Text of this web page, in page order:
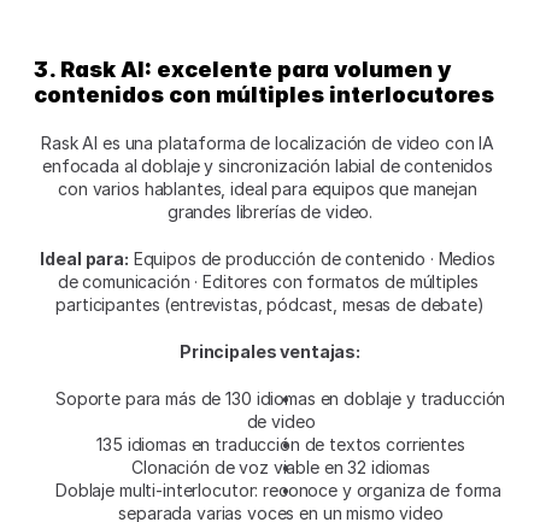
3. Rask AI: excelente para volumen y
contenidos con múltiples interlocutores
Rask AI es una plataforma de localización de video con IA
enfocada al doblaje y sincronización labial de contenidos
con varios hablantes, ideal para equipos que manejan
grandes librerías de video.
Ideal para: Equipos de producción de contenido · Medios
de comunicación · Editores con formatos de múltiples
participantes (entrevistas, pódcast, mesas de debate)
Principales ventajas:
Soporte para más de 130 idiomas en doblaje y traducción
de video
135 idiomas en traducción de textos corrientes
Clonación de voz viable en 32 idiomas
Doblaje multi-interlocutor: reconoce y organiza de forma
separada varias voces en un mismo video